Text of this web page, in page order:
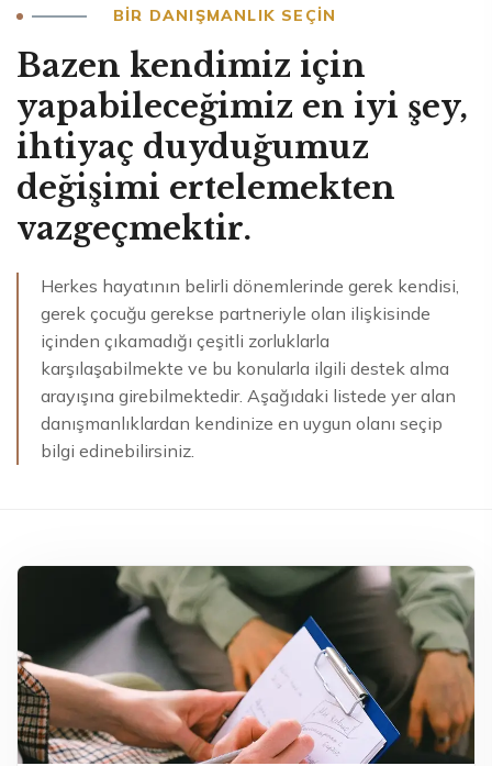
BIR DANIŞMANLIK SEÇIN
Bazen kendimiz için
yapabileceğimiz en iyi şey,
ihtiyaç duyduğumuz
değişimi ertelemekten
vazgeçmektir.
Herkes hayatının belirli dönemlerinde gerek kendisi,
gerek çocuğu gerekse partneriyle olan ilişkisinde
içinden çıkamadığı çeşitli zorluklarla
karşılaşabilmekte ve bu konularla ilgili destek alma
arayışına girebilmektedir. Aşağıdaki listede yer alan
danışmanlıklardan kendinize en uygun olanı seçip
bilgi edinebilirsiniz.